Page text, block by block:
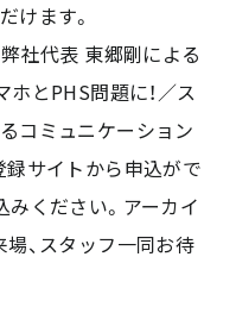
けます。
社代表 東郷剛による
とPHS問題に！／ス
コミュニケーション
録サイトから申込がで
みください。アーカイ
、スタッフ一同お待